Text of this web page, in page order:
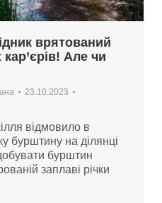
врятований
Але чи
23.10.2023
відмовило в
бурштину на ділянці
бурштин
заплаві річки